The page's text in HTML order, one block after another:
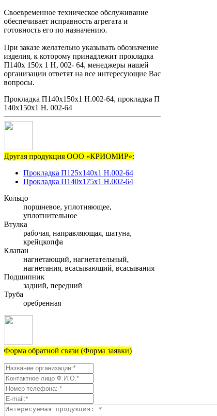
Своевременное техническое обслуживание
обеспечивает исправность агрегата и
готовность его по назначению.
При заказе желательно указывать обозначение
изделия, к которому принадлежит прокладка
П140х 150х 1 Н, 002- 64, менеджеры нашей
организации ответят на все интересующие Вас
вопросы.
Прокладка П140х150х1 Н.002-64, прокладка П
140х150х1 Н. 002-64
Другая продукция ООО «КРИОМИР»:
Прокладка П125х140х1 Н.002-64
Прокладка П140х175х1 Н.002-64
Кольцо
поршневое, уплотняющее,
уплотнительное
Втулка
рабочая, направляющая, шатуна,
крейцкопфа
Клапан
нагнетающий, нагнетательный,
нагнетания, всасывающий, всасывания
Подшипник
задний, передний
Труба
оребренная
Форма обратной связи (Форма заявки)